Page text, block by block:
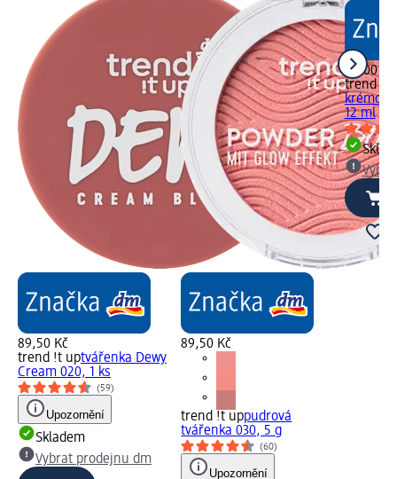
89,50 Kč
trend !t uptvářenka Dewy
Cream 020, 1 ks
(59)
Upozornění
Skladem
Vybrat prodejnu dm
89,50 Kč
trend !t uppudrová
tvářenka 030, 5 g
(60)
Upozornění
99,00 Kč
trend !t
krémová
12 ml